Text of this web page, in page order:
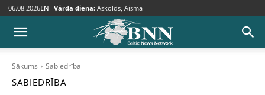
06.08.2026EN Vārda diena: Askolds, Aisma
Sākums Sabiedrība
SABIEDRĪBA